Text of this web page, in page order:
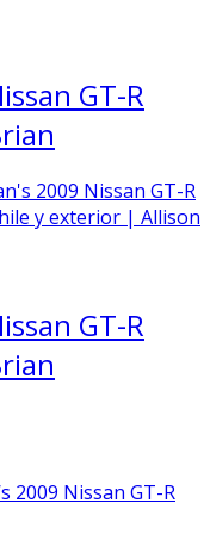
GT-R
GT-R
2009 Nissan GT-R